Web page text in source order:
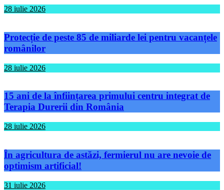
28 iulie 2026
Protecție de peste 85 de miliarde lei pentru vacanțele
românilor
28 iulie 2026
15 ani de la înființarea primului centru integrat de
Terapia Durerii din România
28 iulie 2026
În agricultura de astăzi, fermierul nu are nevoie de
optimism artificial!
31 iulie 2026